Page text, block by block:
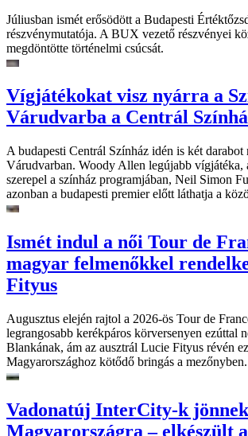
Júliusban ismét erősödött a Budapesti
részvénymutatója. A BUX vezető részvényei
megdöntötte történelmi csúcsát.
Vígjátékokat visz nyárra a
Várudvarba a Centrál
A budapesti Centrál Színház idén is két darabot
Várudvarban. Woody Allen legújabb vígjátéka,
szerepel a színház programjában, Neil Simon
azonban a budapesti premier előtt láthatja a
Ismét indul a női Tour de
magyar felmenőkkel
Fityus
Augusztus elején rajtol a 2026-ös Tour de
legrangosabb kerékpáros körversenyen ezúttal
Blankának, ám az ausztrál Lucie Fityus révén
Magyarországhoz kötődő bringás a mezőnyben.
Vadonatúj InterCity-k jönnek
Magyarországra – elkészült